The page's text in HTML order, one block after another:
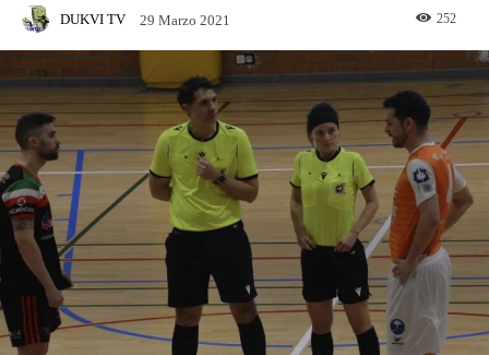
DUKVI TV 29 Marzo 2021 252